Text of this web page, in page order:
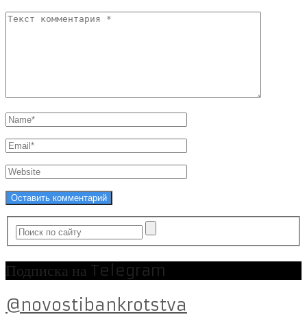
Подписка на Telegram
@novostibankrotstva